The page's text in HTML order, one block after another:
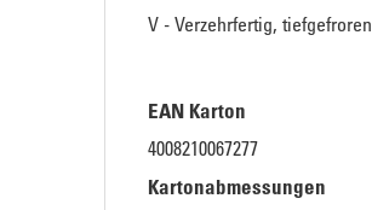
V - Verzehrfertig, tiefgefroren
EAN Karton
4008210067277
Kartonabmessungen